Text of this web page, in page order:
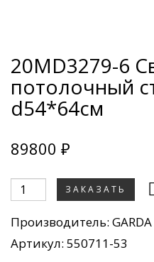
20MD3279-6
потолочный
d54*64см
89800 ₽
ЗАКАЗАТЬ
Производитель:
Артикул: 550711-53